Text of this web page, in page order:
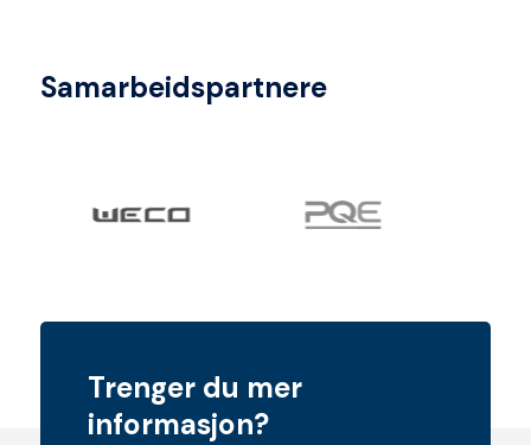
Samarbeidspartnere
Trenger du mer
informasjon?